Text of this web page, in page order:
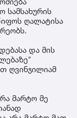
სამსახურის
ღალატისა
და მის
ღვინჯილიამ
მარტო მე